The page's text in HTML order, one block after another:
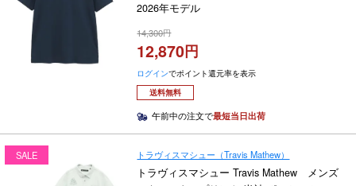
2026年モデル
14,300
12,870
ログインでポイント還元率を表示
送料無料
午前中の注文で最短当日出荷
SALE トラヴィスマシュー（Travis Mathew）
トラヴィスマシュー Travis Mathew メンズ